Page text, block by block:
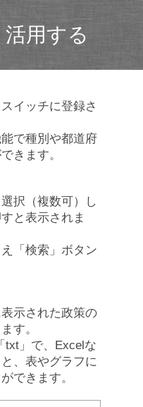
用する
イッチに登録さ
で種別や都道府
きます。
択（複数可）し
と表示されま
「検索」ボタン
示された政策の
す。
txt」で、Excelな
、表やグラフに
できます。